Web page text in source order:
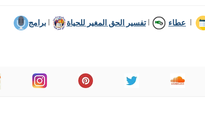
عطاء تفسير الحق المغير للحياة برامج